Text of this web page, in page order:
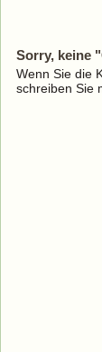
Sorry, keine
Wenn Sie die
schreiben Sie